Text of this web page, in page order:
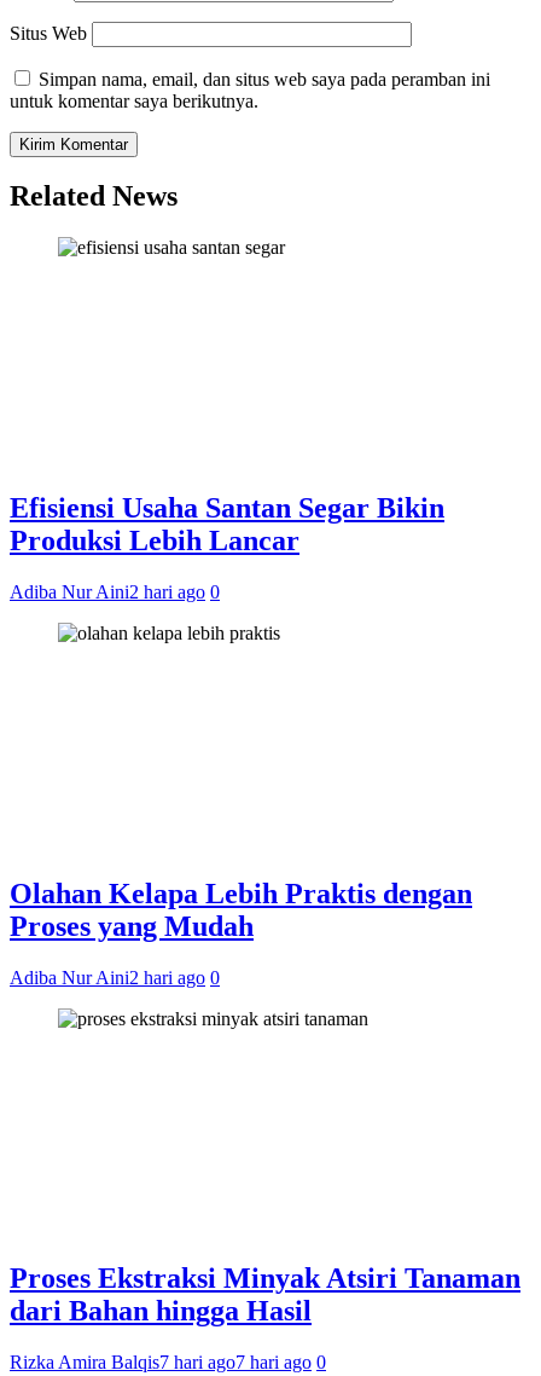
Situs Web
Simpan nama, email, dan situs web saya pada peramban ini
untuk komentar saya berikutnya.
Related News
Efisiensi Usaha Santan Segar Bikin
Produksi Lebih Lancar
Adiba Nur Aini2 hari ago 0
Olahan Kelapa Lebih Praktis dengan
Proses yang Mudah
Adiba Nur Aini2 hari ago 0
Proses Ekstraksi Minyak Atsiri Tanaman
dari Bahan hingga Hasil
Rizka Amira Balqis7 hari ago7 hari ago 0